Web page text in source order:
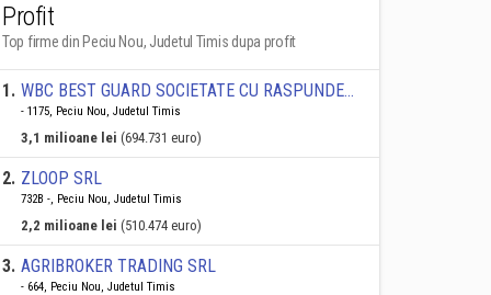
Profit
Top firme din Peciu Nou, Judetul Timis dupa profit
1. WBC BEST GUARD SOCIETATE CU RASPUNDERE LIMITATĂ
- 1175, Peciu Nou, Judetul Timis
3,1 milioane lei (694.731 euro)
2. ZLOOP SRL
732B -, Peciu Nou, Judetul Timis
2,2 milioane lei (510.474 euro)
3. AGRIBROKER TRADING SRL
- 664, Peciu Nou, Judetul Timis